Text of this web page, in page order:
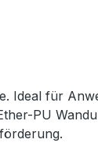
Ideal für
PU